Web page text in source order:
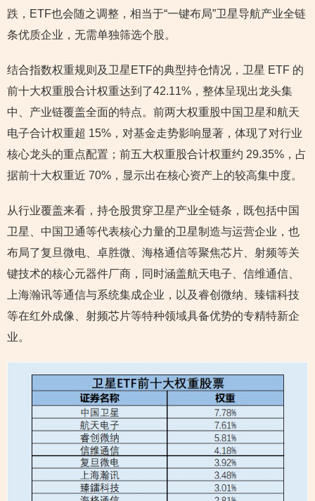
跌，ETF也会随之调整，相当于“一键布局”卫星导航产业全链
条优质企业，无需单独筛选个股。
结合指数权重规则及卫星ETF的典型持仓情况，卫星 ETF 的
前十大权重股合计权重达到了42.11%，整体呈现出龙头集
中、产业链覆盖全面的特点。前两大权重股中国卫星和航天
电子合计权重超 15%，对基金走势影响显著，体现了对行业
核心龙头的重点配置；前五大权重股合计权重约 29.35%，占
据前十大权重近 70%，显示出在核心资产上的较高集中度。
从行业覆盖来看，持仓股贯穿卫星产业全链条，既包括中国
卫星、中国卫通等代表核心力量的卫星制造与运营企业，也
布局了复旦微电、卓胜微、海格通信等聚焦芯片、射频等关
键技术的核心元器件厂商，同时涵盖航天电子、信维通信、
上海瀚讯等通信与系统集成企业，以及睿创微纳、臻镭科技
等在红外成像、射频芯片等特种领域具备优势的专精特新企
业。